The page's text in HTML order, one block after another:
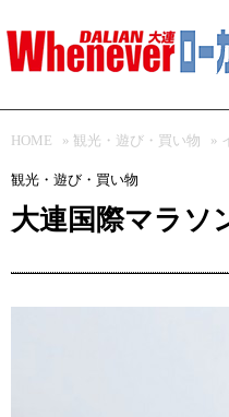
HOME » 観光・遊び・買い物 »
観光・遊び・買い物
大連国際マラソ